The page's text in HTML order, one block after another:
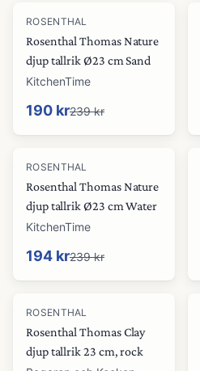
-21%
ROSENTHAL
Rosenthal Thomas Nature
djup tallrik Ø23 cm Sand
KitchenTime
190 kr239 kr
-19%
ROSENTHAL
Rosenthal Thomas Nature
djup tallrik Ø23 cm Water
KitchenTime
194 kr239 kr
ROSENTHAL
Rosenthal Thomas Clay
djup tallrik 23 cm, rock